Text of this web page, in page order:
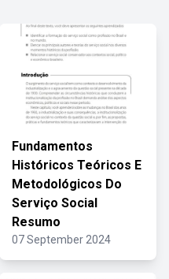
Fundamentos
Históricos Teóricos E
Metodológicos Do
Serviço Social
Resumo
07 September 2024